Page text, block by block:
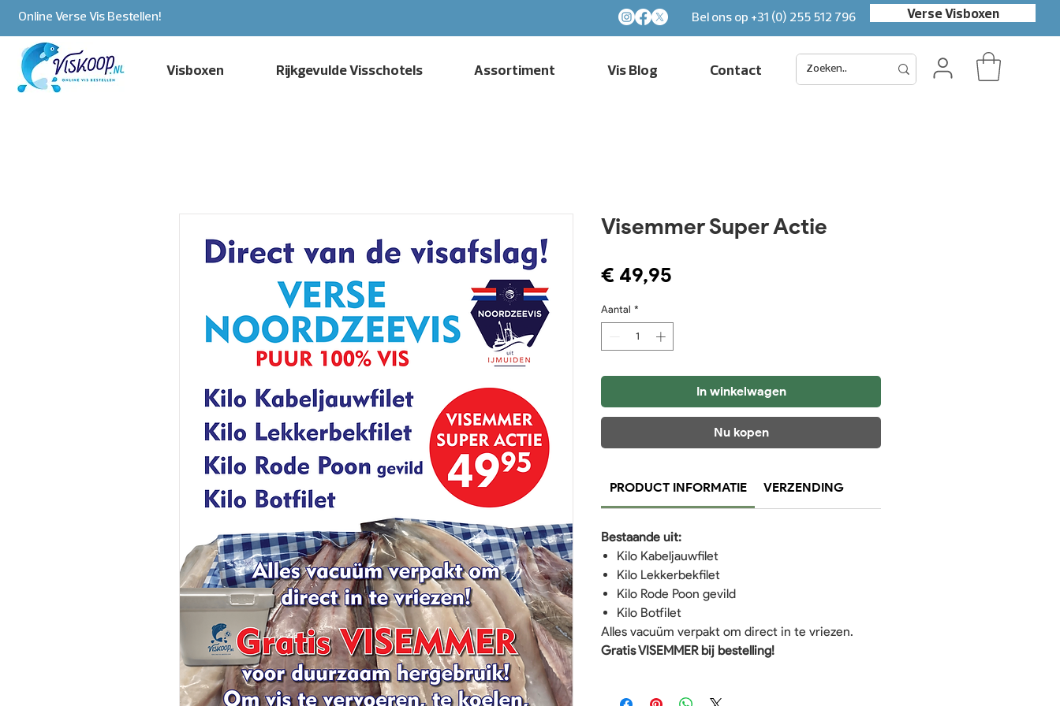
Online Verse Vis Bestellen! Bel ons op +31 (0) 255 512 796 Verse Visboxen
Visboxen Rijkgevulde Visschotels Assortiment Vis Blog Contact
Visemmer Super Actie
€ 49,95
Aantal *
In winkelwagen
Nu kopen
PRODUCT INFORMATIE VERZENDING
Bestaande uit:
Kilo Kabeljauwfilet
Kilo Lekkerbekfilet
Kilo Rode Poon gevild
Kilo Botfilet
Alles vacuüm verpakt om direct in te vriezen.
Gratis VISEMMER bij bestelling!